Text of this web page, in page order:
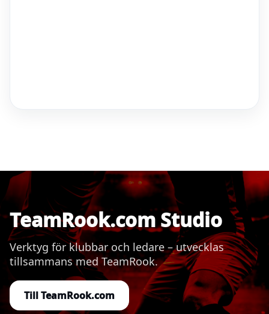
TeamRook.com Studio
Verktyg för klubbar och ledare – utvecklas
tillsammans med TeamRook.
Till TeamRook.com